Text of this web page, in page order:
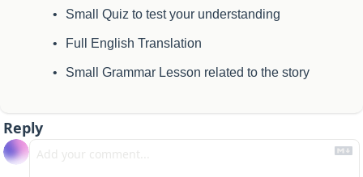
Small Quiz to test your understanding
Full English Translation
Small Grammar Lesson related to the story
Reply